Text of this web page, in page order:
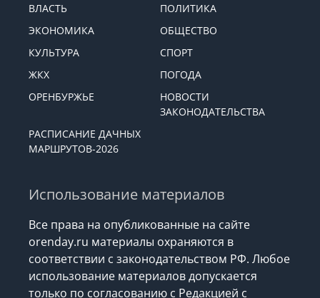
РЕКЛАМА
ПРОИСШЕСТВИЯ
ВЛАСТЬ
ПОЛИТИКА
ЭКОНОМИКА
ОБЩЕСТВО
КУЛЬТУРА
СПОРТ
ЖКХ
ПОГОДА
Использование материалов
Все права на опубликованные на сайте
orenday.ru материалы охраняются в
соответствии с законодательством РФ. Любое